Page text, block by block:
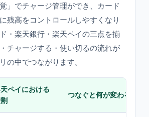
」でチャージ管理ができ、カード
残高をコントロールしやすくなり
・楽天銀行・楽天ペイの三点を揃
チャージする・使い切るの流れが
の中でつながります。
ペイにおける
つなぐと何が変わるか